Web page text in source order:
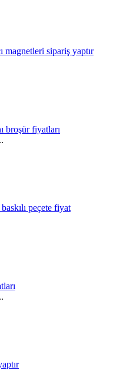
magnetleri sipariş yaptır
broşür fiyatları
peçete fiyat